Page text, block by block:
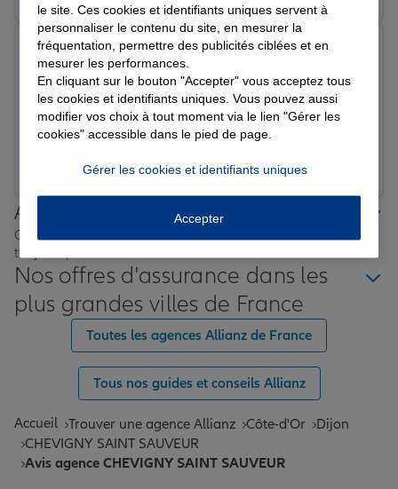
Note de 5 sur 5
Le 26/02/2026 - Agence CHEVIGNY SAINT SAUVEUR
Une agence sérieuse et rassurante. Très bon contact,
conseils précis et accompagnement de qualité. Je
recommande Corentin Lestrade & Roch Dauger.
Caroline I.
Prendre un RDV Voir l'agence
Allianz proche de chez vous
Où que vous soyez en France, nos agences Allianz sont
toujours près de chez vous.
Nos offres d'assurance dans les
plus grandes villes de France
Toutes les agences Allianz de France
Tous nos guides et conseils Allianz
Accueil Trouver une agence Allianz Côte-d'Or
Dijon
CHEVIGNY SAINT SAUVEUR
Avis agence CHEVIGNY SAINT SAUVEUR
le site. Ces cookies et identifiants uniques servent à
personnaliser le contenu du site, en mesurer la
fréquentation, permettre des publicités ciblées et en
mesurer les performances.
En cliquant sur le bouton "Accepter" vous acceptez tous
les cookies et identifiants uniques. Vous pouvez aussi
modifier vos choix à tout moment via le lien "Gérer les
cookies" accessible dans le pied de page.
Gérer les cookies et identifiants uniques
Accepter